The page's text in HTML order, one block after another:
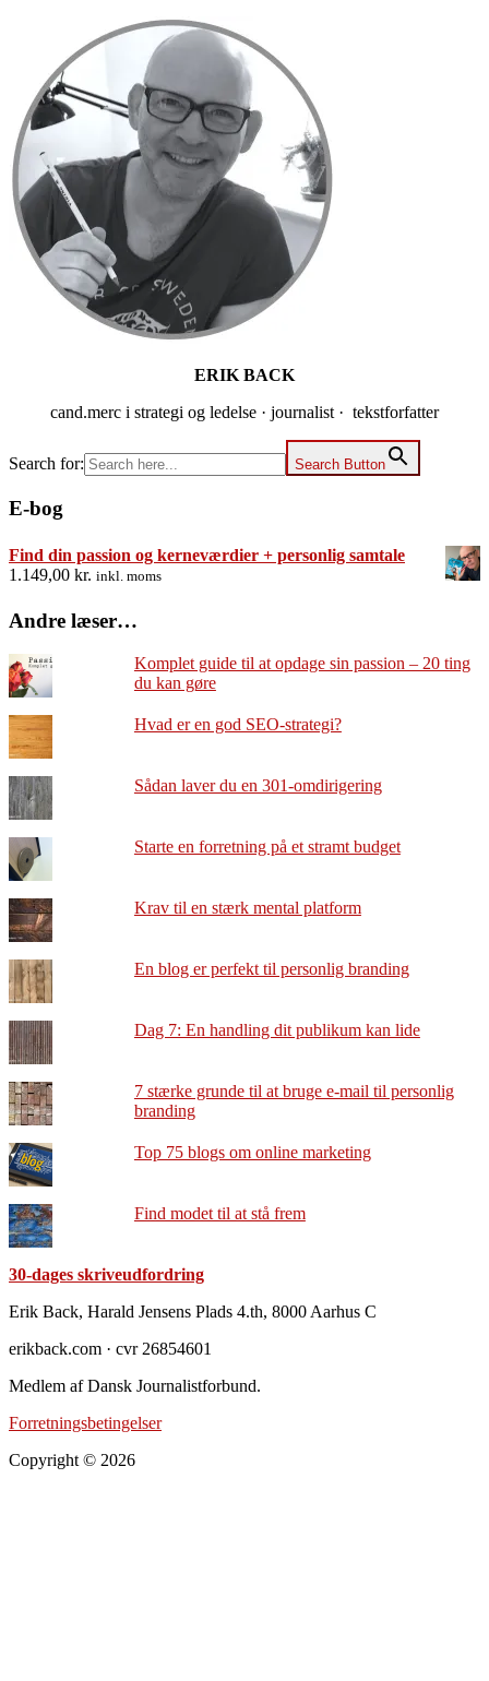
Sidebar
ERIK BACK
cand.merc i strategi og ledelse · journalist · tekstforfatter
Search for: Search Button
E-bog
Find din passion og kerneværdier + personlig samtale
1.149,00 kr. inkl. moms
Andre læser…
Komplet guide til at opdage sin passion – 20 ting
du kan gøre
Hvad er en god SEO-strategi?
Sådan laver du en 301-omdirigering
Starte en forretning på et stramt budget
Krav til en stærk mental platform
En blog er perfekt til personlig branding
Dag 7: En handling dit publikum kan lide
7 stærke grunde til at bruge e-mail til personlig
branding
Top 75 blogs om online marketing
Find modet til at stå frem
30-dages skriveudfordring
Footer
Erik Back, Harald Jensens Plads 4.th, 8000 Aarhus C
erikback.com · cvr 26854601
Medlem af Dansk Journalistforbund.
Forretningsbetingelser
Copyright © 2026